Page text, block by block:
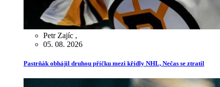
Petr Zajíc ,
05. 08. 2026
Pastrňák obhájil druhou příčku mezi křídly NHL, Nečas se ztratil